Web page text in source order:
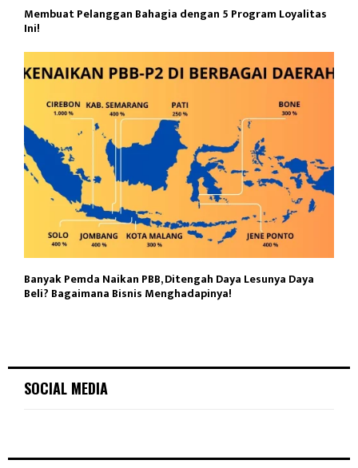
Membuat Pelanggan Bahagia dengan 5 Program Loyalitas
Ini!
Banyak Pemda Naikan PBB, Ditengah Daya Lesunya Daya
Beli? Bagaimana Bisnis Menghadapinya!
SOCIAL MEDIA